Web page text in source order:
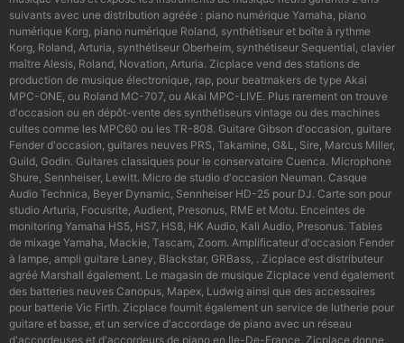
suivants avec une distribution agréée : piano numérique Yamaha, piano
numérique Korg, piano numérique Roland, synthétiseur et boîte à rythme
Korg, Roland, Arturia, synthétiseur Oberheim, synthétiseur Sequential, clavier
maître Alesis, Roland, Novation, Arturia. Zicplace vend des stations de
production de musique électronique, rap, pour beatmakers de type Akai
MPC-ONE, ou Roland MC-707, ou Akai MPC-LIVE. Plus rarement on trouve
d'occasion ou en dépôt-vente des synthétiseurs vintage ou des machines
cultes comme les MPC60 ou les TR-808. Guitare Gibson d'occasion, guitare
Fender d'occasion, guitares neuves PRS, Takamine, G&L, Sire, Marcus Miller,
Guild, Godin. Guitares classiques pour le conservatoire Cuenca. Microphone
Shure, Sennheiser, Lewitt. Micro de studio d'occasion Neuman. Casque
Audio Technica, Beyer Dynamic, Sennheiser HD-25 pour DJ. Carte son pour
studio Arturia, Focusrite, Audient, Presonus, RME et Motu. Enceintes de
monitoring Yamaha HS5, HS7, HS8, HK Audio, Kali Audio, Presonus. Tables
de mixage Yamaha, Mackie, Tascam, Zoom. Amplificateur d'occasion Fender
à lampe, ampli guitare Laney, Blackstar, GRBass, . Zicplace est distributeur
agréé Marshall également. Le magasin de musique Zicplace vend également
des batteries neuves Canopus, Mapex, Ludwig ainsi que des accessoires
pour batterie Vic Firth. Zicplace fournit également un service de lutherie pour
guitare et basse, et un service d'accordage de piano avec un réseau
d'accordeuses et d'accordeurs de piano en Ile-De-France. Zicplace donne